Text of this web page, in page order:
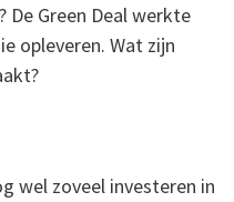
De Green Deal werkte
opleveren. Wat zijn
wel zoveel investeren in